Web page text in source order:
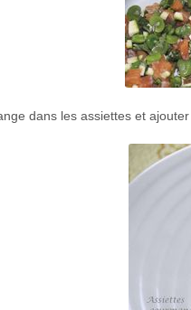
dans les assiettes et